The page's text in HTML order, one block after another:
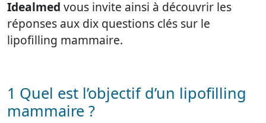
Idealmed vous invite ainsi à découvrir les
réponses aux dix questions clés sur le
lipofilling mammaire.
1 Quel est l’objectif d’un lipofilling
mammaire ?